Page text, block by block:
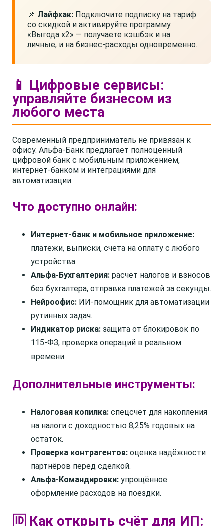
📌 Лайфхак: Подключите подписку на тариф
со скидкой и активируйте программу
«Выгода x2» — получаете кэшбэк и на
личные, и на бизнес-расходы одновременно.
📱 Цифровые сервисы:
управляйте бизнесом из
любого места
Современный предприниматель не привязан к
офису. Альфа-Банк предлагает полноценный
цифровой банк с мобильным приложением,
интернет-банком и интеграциями для
автоматизации.
Что доступно онлайн:
Интернет-банк и мобильное приложение:
платежи, выписки, счета на оплату с любого
устройства.
Альфа-Бухгалтерия: расчёт налогов и взносов
без бухгалтера, отправка платежей за секунды.
Нейроофис: ИИ-помощник для автоматизации
рутинных задач.
Индикатор риска: защита от блокировок по
115-ФЗ, проверка операций в реальном
времени.
Дополнительные инструменты:
Налоговая копилка: спецсчёт для накопления
на налоги с доходностью 8,25% годовых на
остаток.
Проверка контрагентов: оценка надёжности
партнёров перед сделкой.
Альфа-Командировки: упрощённое
оформление расходов на поездки.
🆔 Как открыть счёт для ИП: